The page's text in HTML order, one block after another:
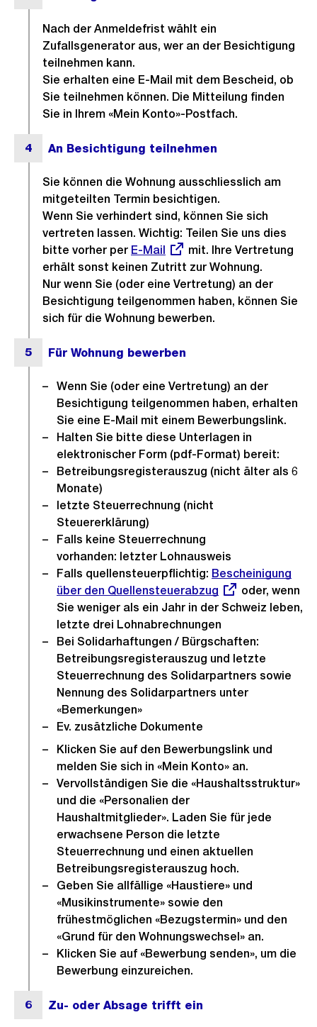
Nach der Anmeldefrist wählt ein
Zufallsgenerator aus, wer an der Besichtigung
teilnehmen kann.
Sie erhalten eine E-Mail mit dem Bescheid, ob
Sie teilnehmen können. Die Mitteilung finden
Sie in Ihrem «Mein Konto»-Postfach.
Sie können die Wohnung ausschliesslich am
mitgeteilten Termin besichtigen.
Wenn Sie verhindert sind, können Sie sich
vertreten lassen. Wichtig: Teilen Sie uns dies
bitte vorher per Externer
Link:
E-Mail
mit. Ihre Vertretung
erhält sonst keinen Zutritt zur Wohnung.
Nur wenn Sie (oder eine Vertretung) an der
Besichtigung teilgenommen haben, können Sie
sich für die Wohnung bewerben.
Wenn Sie (oder eine Vertretung) an der
Besichtigung teilgenommen haben, erhalten
Sie eine E-Mail mit einem Bewerbungslink.
Halten Sie bitte diese Unterlagen in
elektronischer Form (pdf-Format) bereit:
Betreibungsregisterauszug (nicht älter als 6
Monate)
letzte Steuerrechnung (nicht
Steuererklärung)
Falls keine Steuerrechnung
vorhanden: letzter Lohnausweis
Falls quellensteuerpflichtig: Externer
Link:
Bescheinigung
über den Quellensteuerabzug
oder, wenn
Sie weniger als ein Jahr in der Schweiz leben,
letzte drei Lohnabrechnungen
Bei Solidarhaftungen / Bürgschaften:
Betreibungsregisterauszug und letzte
Steuerrechnung des Solidarpartners sowie
Nennung des Solidarpartners unter
«Bemerkungen»
Ev. zusätzliche Dokumente
Klicken Sie auf den Bewerbungslink und
melden Sie sich in «Mein Konto» an.
Vervollständigen Sie die «Haushaltsstruktur»
und die «Personalien der
Haushaltmitglieder». Laden Sie für jede
erwachsene Person die letzte
Steuerrechnung und einen aktuellen
Betreibungsregisterauszug hoch.
Geben Sie allfällige «Haustiere» und
«Musikinstrumente» sowie den
frühestmöglichen «Bezugstermin» und den
«Grund für den Wohnungswechsel» an.
Klicken Sie auf «Bewerbung senden», um die
Bewerbung einzureichen.